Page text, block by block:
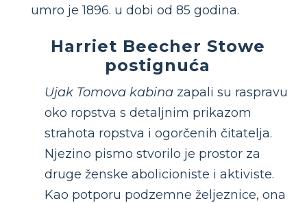
umro je 1896. u dobi od 85 godina.
Harriet Beecher Stowe
postignuća
Ujak Tomova kabina zapali su raspravu
oko ropstva s detaljnim prikazom
strahota ropstva i ogorčenih čitatelja.
Njezino pismo stvorilo je prostor za
druge ženske abolicioniste i aktiviste.
Kao potporu podzemne željeznice, ona